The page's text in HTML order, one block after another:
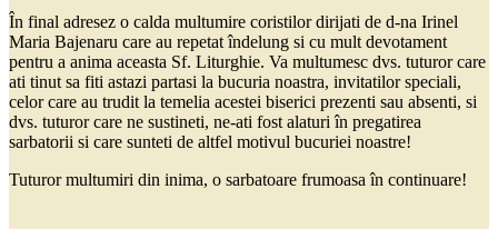
În final adresez o calda multumire coristilor dirijati de d-na Irinel
Maria Bajenaru care au repetat îndelung si cu mult devotament
pentru a anima aceasta Sf. Liturghie. Va multumesc dvs. tuturor care
ati tinut sa fiti astazi partasi la bucuria noastra, invitatilor speciali,
celor care au trudit la temelia acestei biserici prezenti sau absenti, si
dvs. tuturor care ne sustineti, ne-ati fost alaturi în pregatirea
sarbatorii si care sunteti de altfel motivul bucuriei noastre!
Tuturor multumiri din inima, o sarbatoare frumoasa în continuare!